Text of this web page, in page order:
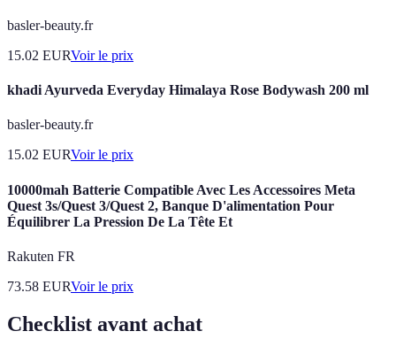
basler-beauty.fr
15.02 EURVoir le prix
khadi Ayurveda Everyday Himalaya Rose Bodywash 200 ml
basler-beauty.fr
15.02 EURVoir le prix
10000mah Batterie Compatible Avec Les Accessoires Meta
Quest 3s/Quest 3/Quest 2, Banque D'alimentation Pour
Équilibrer La Pression De La Tête Et
Rakuten FR
73.58 EURVoir le prix
Checklist avant achat